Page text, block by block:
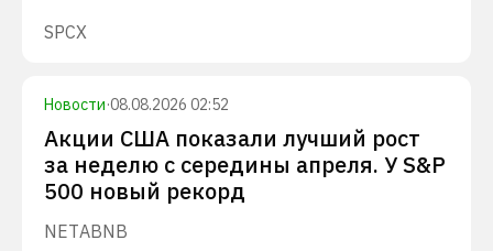
SPCX
Новости·08.08.2026 02:52
Акции США показали лучший рост
за неделю с середины апреля. У S&P
500 новый рекорд
NETABNB